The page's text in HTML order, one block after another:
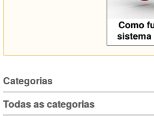
Categorias
Todas as categorias